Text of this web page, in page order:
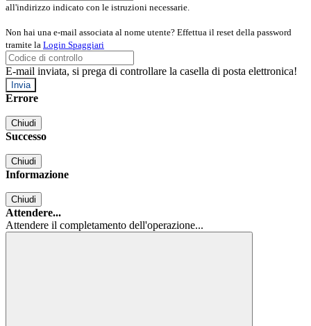
all'indirizzo indicato con le istruzioni necessarie.
Non hai una e-mail associata al nome utente? Effettua il reset della password
tramite la Login Spaggiari
E-mail inviata, si prega di controllare la casella di posta elettronica!
Errore
Chiudi
Successo
Chiudi
Informazione
Chiudi
Attendere...
Attendere il completamento dell'operazione...